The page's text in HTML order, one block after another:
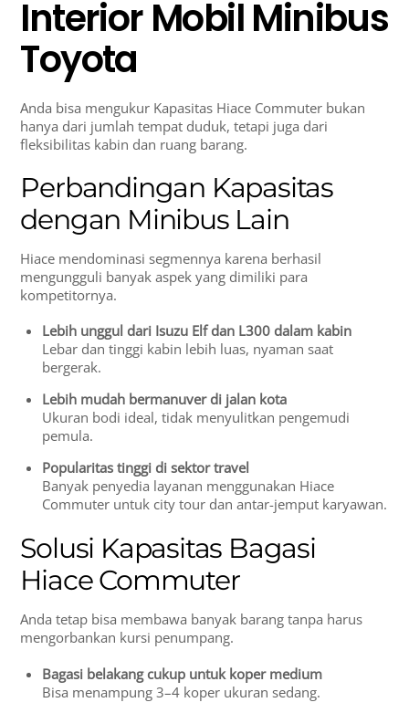
Interior Mobil Minibus
Toyota
Anda bisa mengukur Kapasitas Hiace Commuter bukan
hanya dari jumlah tempat duduk, tetapi juga dari
fleksibilitas kabin dan ruang barang.
Perbandingan Kapasitas
dengan Minibus Lain
Hiace mendominasi segmennya karena berhasil
mengungguli banyak aspek yang dimiliki para
kompetitornya.
Lebih unggul dari Isuzu Elf dan L300 dalam kabin
Lebar dan tinggi kabin lebih luas, nyaman saat
bergerak.
Lebih mudah bermanuver di jalan kota
Ukuran bodi ideal, tidak menyulitkan pengemudi
pemula.
Popularitas tinggi di sektor travel
Banyak penyedia layanan menggunakan Hiace
Commuter untuk city tour dan antar-jemput karyawan.
Solusi Kapasitas Bagasi
Hiace Commuter
Anda tetap bisa membawa banyak barang tanpa harus
mengorbankan kursi penumpang.
Bagasi belakang cukup untuk koper medium
Bisa menampung 3–4 koper ukuran sedang.